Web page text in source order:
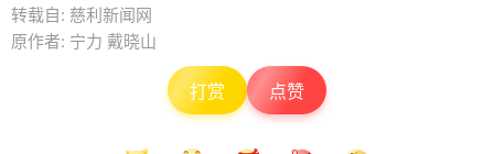
转载自: 慈利新闻网
原作者: 宁力 戴晓山
打赏 点赞